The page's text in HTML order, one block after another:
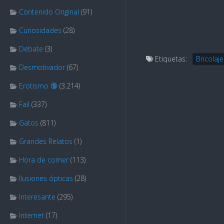
Contenido Original (91)
Curiosidades (28)
Debate (3)
Desmotivador (67)
Erotismo 🔞 (3.214)
Fail (337)
Gatos (811)
Grandes Relatos (1)
Hora de comer (113)
Ilusiones ópticas (28)
Interesante (295)
Internet (17)
Etiquetas: Bricolaje